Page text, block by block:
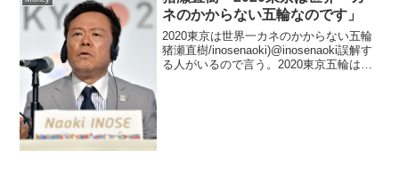
ネのかからない五輪なのです」
2020東京は世界一カネのかからない五輪
猪瀬直樹/inosenaoki)@inosenaoki誤解す
る人がいるので言う。2020東京五輪は神